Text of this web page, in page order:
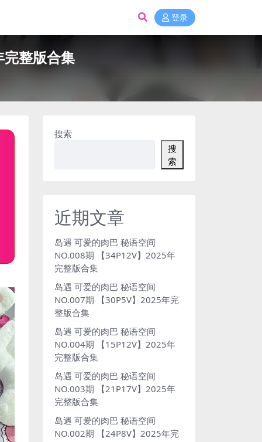
登录
整版合集
搜索
搜
索
近期文章
岛遇 可爱的肉巴 秘语空间
NO.008期 【34P12V】2025年
完整版合集
岛遇 可爱的肉巴 秘语空间
NO.007期 【30P5V】2025年完
整版合集
岛遇 可爱的肉巴 秘语空间
NO.004期 【15P12V】2025年
完整版合集
岛遇 可爱的肉巴 秘语空间
NO.003期 【21P17V】2025年
完整版合集
岛遇 可爱的肉巴 秘语空间
NO.002期 【24P8V】2025年完